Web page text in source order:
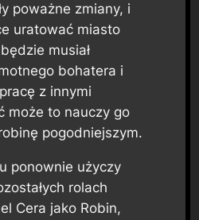
poważne zmiany, i
uratować miasto
musiał
bohatera i
z innymi
może to nauczy go
pogodniejszym.
ponownie użyczy
rolach
Cera jako Robin,